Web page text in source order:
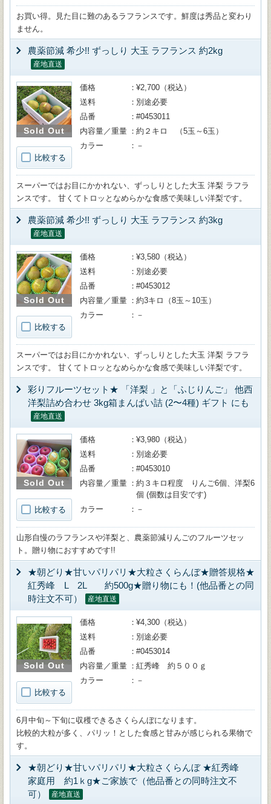
お買い得。見た目に難のあるラフランスです。鮮度は秀品と変わり
ません。
農薬節減 希少!! ずっしり 大玉 ラフランス 約2kg
産地直送
Sold Out
比較する
価格
¥2,700（税込）
送料
別途必要
品番
#0453011
内容量／重量
約２キロ （5玉～6玉）
カラー
－
スーパーではお目にかかれない、ずっしりとした大玉 洋梨 ラフラ
ンスです。 甘くてトロッとなめらかな食感で美味しい洋梨です。
農薬節減 希少!! ずっしり 大玉 ラフランス 約3kg
産地直送
Sold Out
比較する
価格
¥3,580（税込）
送料
別途必要
品番
#0453012
内容量／重量
約3キロ（8玉～10玉）
カラー
－
スーパーではお目にかかれない、ずっしりとした大玉 洋梨 ラフラ
ンスです。 甘くてトロッとなめらかな食感で美味しい洋梨です。
彩りフルーツセット★ 「洋梨 」と「ふじりんご」 他西
洋梨詰め合わせ 3kg箱まんぱい詰 (2〜4種) ギフト にも
産地直送
Sold Out
比較する
価格
¥3,980（税込）
送料
別途必要
品番
#0453010
内容量／重量
約３キロ程度 りんご6個、洋梨6
個 (個数は目安です)
カラー
－
山形自慢のラフランスや洋梨と、農薬節減りんごのフルーツセッ
ト。贈り物におすすめです!!
★朝どり★甘いパリパリ★大粒さくらんぼ★贈答規格★
紅秀峰 L 2L 約500g★贈り物にも！(他品番との同
時注文不可）
産地直送
Sold Out
比較する
価格
¥4,300（税込）
送料
別途必要
品番
#0453014
内容量／重量
紅秀峰 約５００ｇ
カラー
－
6月中旬～下旬に収穫できるさくらんぼになります。
比較的大粒が多く、パリッ！とした食感と甘みが感じられる果物で
す。
★朝どり★甘いパリパリ★大粒さくらんぼ ★紅秀峰
家庭用 約1ｋg★ご家族で（他品番との同時注文不
可）
産地直送